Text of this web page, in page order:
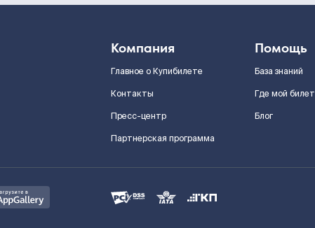
Компания
Главное о Купибилете
Контакты
Пресс-центр
Партнерская программа
Помощь
База знаний
Где мой билет
Блог